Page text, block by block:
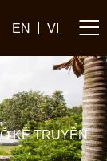
EN VI
KẺ TRUYỀN